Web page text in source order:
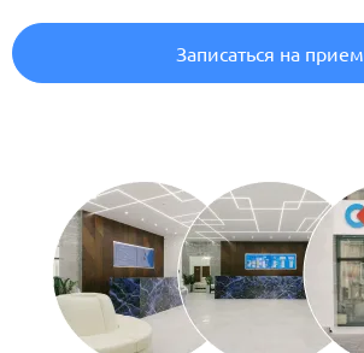
Записаться на прием